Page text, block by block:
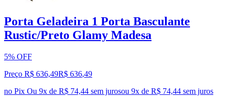
Porta Geladeira 1 Porta Basculante
Rustic/Preto Glamy Madesa
5% OFF
Preço R$ 636,49R$ 636,49
no Pix Ou 9x de R$ 74,44 sem jurosou 9x de R$ 74,44 sem juros